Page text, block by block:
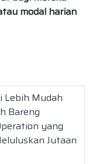
modal harian
Lebih Mudah
Bareng
yang
Jutaan